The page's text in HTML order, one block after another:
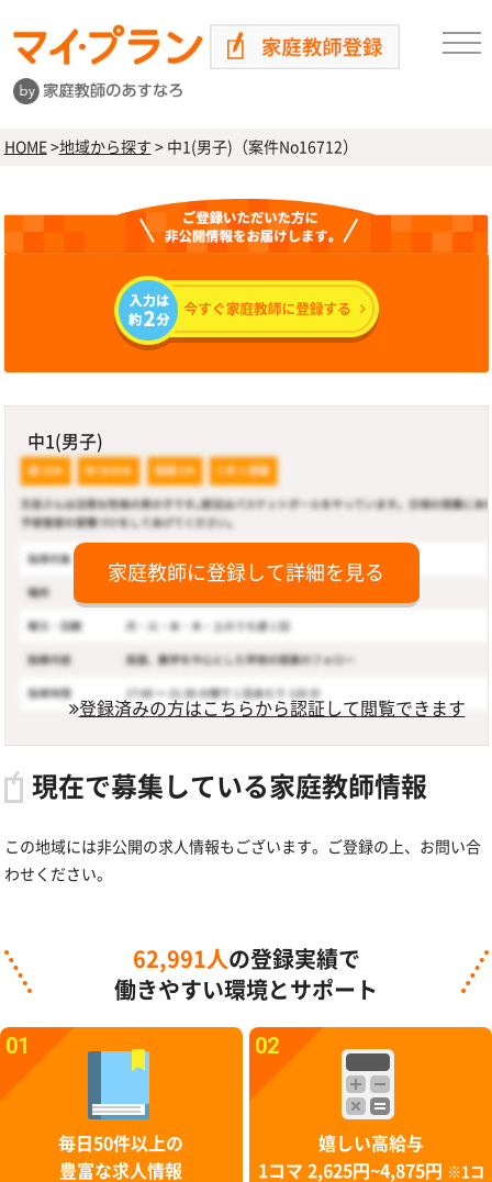
HOME>地域から探す >中1(男子)（案件No16712）
中1(男子)
家庭教師に登録して詳細を見る
登録済みの方はこちらから認証して閲覧できます
現在で募集している家庭教師情報
この地域には非公開の求人情報もございます。ご登録の上、お問い合
わせください。
62,991人 の登録実績で
働きやすい環境とサポート
01
毎日50件以上の
豊富な求人情報
02
嬉しい高給与
1コマ 2,625円~4,875円
※1コ